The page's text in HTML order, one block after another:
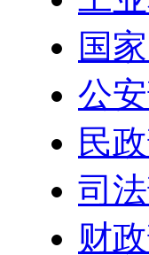
国
公
民
司
财